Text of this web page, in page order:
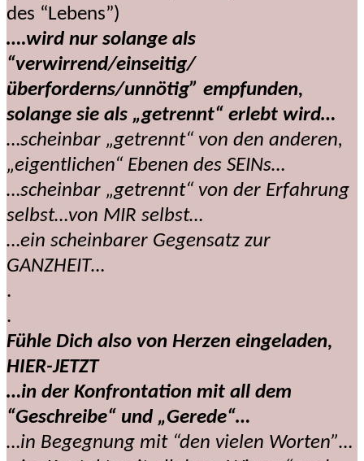
des “Lebens”)
….wird nur solange als
“verwirrend/einseitig/
überforderns/unnötig” empfunden,
solange sie als „getrennt“ erlebt wird…
…scheinbar „getrennt“ von den anderen,
„eigentlichen“ Ebenen des SEINs…
…scheinbar „getrennt“ von der Erfahrung
selbst…von MIR selbst…
…ein scheinbarer Gegensatz zur
GANZHEIT…
.
.
Fühle Dich also von Herzen eingeladen,
HIER-JETZT
…in der Konfrontation mit all dem
“Geschreibe“ und „Gerede“…
…in Begegnung mit “den vielen Worten”…